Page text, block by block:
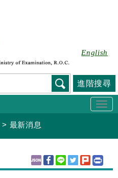
English
進階搜尋
> 最新消息